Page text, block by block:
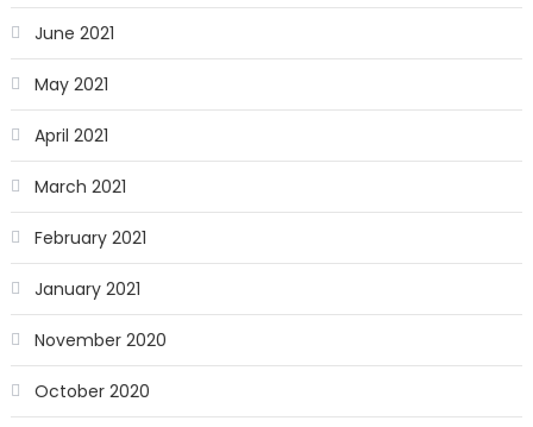
June 2021
May 2021
April 2021
March 2021
February 2021
January 2021
November 2020
October 2020